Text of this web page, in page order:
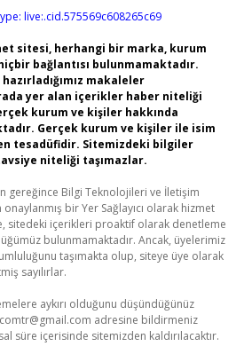
live:.cid.575569c608265c69
sitesi, herhangi bir marka, kurum
bağlantısı bulunmamaktadır.
makaleler
yer alan içerikler haber niteliği
kurum ve kişiler hakkında
Gerçek kurum ve kişiler ile isim
tesadüfidir. Sitemizdeki bilgiler
niteliği taşımazlar.
gereğince Bilgi Teknolojileri ve İletişim
bir Yer Sağlayıcı olarak hizmet
sitedeki içerikleri proaktif olarak denetleme
bulunmamaktadır. Ancak, üyelerimiz
taşımakta olup, siteye üye olarak
sayılırlar.
aykırı olduğunu düşündüğünüz
adresine bildirmeniz
süre içerisinde sitemizden kaldırılacaktır.